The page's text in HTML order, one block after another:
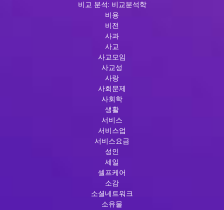
비교 분석: 비교분석학
비용
비전
사과
사교
사교모임
사교성
사랑
사회문제
사회학
생활
서비스
서비스업
서비스요금
성인
세일
셀프케어
소감
소셜네트워크
소유물